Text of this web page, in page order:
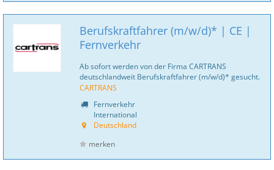
Berufskraftfahrer (m/w/d)* | CE |
Fernverkehr
Ab sofort werden von der Firma CARTRANS
deutschlandweit Berufskraftfahrer (m/w/d)* gesucht.
CARTRANS
Fernverkehr
International
Deutschland
merken